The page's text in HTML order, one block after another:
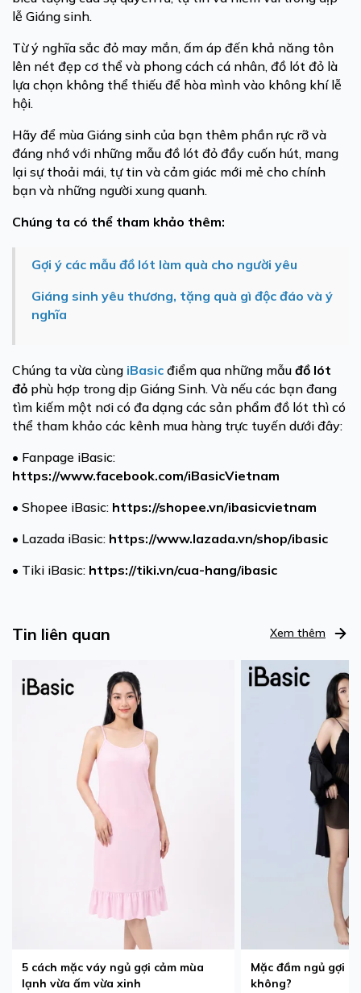
lễ Giáng sinh.
Từ ý nghĩa sắc đỏ may mắn, ấm áp đến khả năng tôn
lên nét đẹp cơ thể và phong cách cá nhân, đồ lót đỏ là
lựa chọn không thể thiếu để hòa mình vào không khí lễ
hội.
Hãy để mùa Giáng sinh của bạn thêm phần rực rỡ và
đáng nhớ với những mẫu đồ lót đỏ đầy cuốn hút, mang
lại sự thoải mái, tự tin và cảm giác mới mẻ cho chính
bạn và những người xung quanh.
Chúng ta có thể tham khảo thêm:
Gợi ý các mẫu đồ lót làm quà cho người yêu
Giáng sinh yêu thương, tặng quà gì độc đáo và ý
nghĩa
Chúng ta vừa cùng iBasic điểm qua những mẫu đồ lót
đỏ phù hợp trong dịp Giáng Sinh. Và nếu các bạn đang
tìm kiếm một nơi có đa dạng các sản phẩm đồ lót thì có
thể tham khảo các kênh mua hàng trực tuyến dưới đây:
• Fanpage iBasic:
https://www.facebook.com/iBasicVietnam
• Shopee iBasic: https://shopee.vn/ibasicvietnam
• Lazada iBasic: https://www.lazada.vn/shop/ibasic
• Tiki iBasic: https://tiki.vn/cua-hang/ibasic
Tin liên quan Xem thêm
5 cách mặc váy ngủ gợi cảm mùa
lạnh vừa ấm vừa xinh
Mặc đầm ngủ gợi
không?